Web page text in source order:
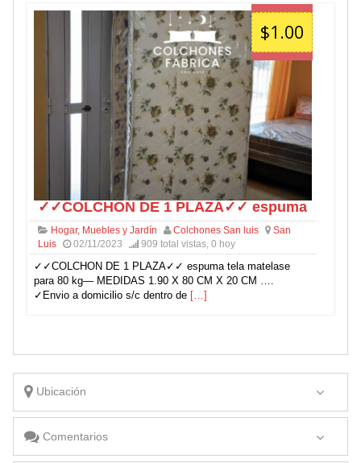
$1.00
✓✓COLCHON DE 1 PLAZA✓✓ espuma
Hogar, Muebles y Jardín Colchones San luis
San
Luis
02/11/2023 909 total vistas, 0 hoy
✓✓COLCHON DE 1 PLAZA✓✓ espuma tela matelase
para 80 kg— MEDIDAS 1.90 X 80 CM X 20 CM ….
✓Envio a domicilio s/c dentro de […]
Ubicación
Comentarios